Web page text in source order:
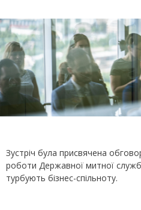
Зустріч була присвячена
роботи Державної митної
турбують бізнес-спільноту.